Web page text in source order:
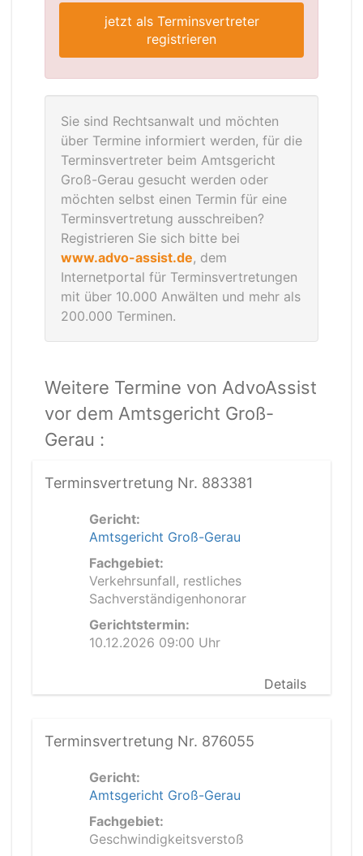
jetzt als Terminsvertreter
registrieren
Sie sind Rechtsanwalt und möchten
über Termine informiert werden, für die
Terminsvertreter beim Amtsgericht
Groß-Gerau gesucht werden oder
möchten selbst einen Termin für eine
Terminsvertretung ausschreiben?
Registrieren Sie sich bitte bei
www.advo-assist.de, dem
Internetportal für Terminsvertretungen
mit über 10.000 Anwälten und mehr als
200.000 Terminen.
Weitere Termine von AdvoAssist
vor dem Amtsgericht Groß-
Gerau :
Terminsvertretung Nr. 883381
Gericht:
Amtsgericht Groß-Gerau
Fachgebiet:
Verkehrsunfall, restliches
Sachverständigenhonorar
Gerichtstermin:
10.12.2026 09:00 Uhr
Details
Terminsvertretung Nr. 876055
Gericht:
Amtsgericht Groß-Gerau
Fachgebiet:
Geschwindigkeitsverstoß